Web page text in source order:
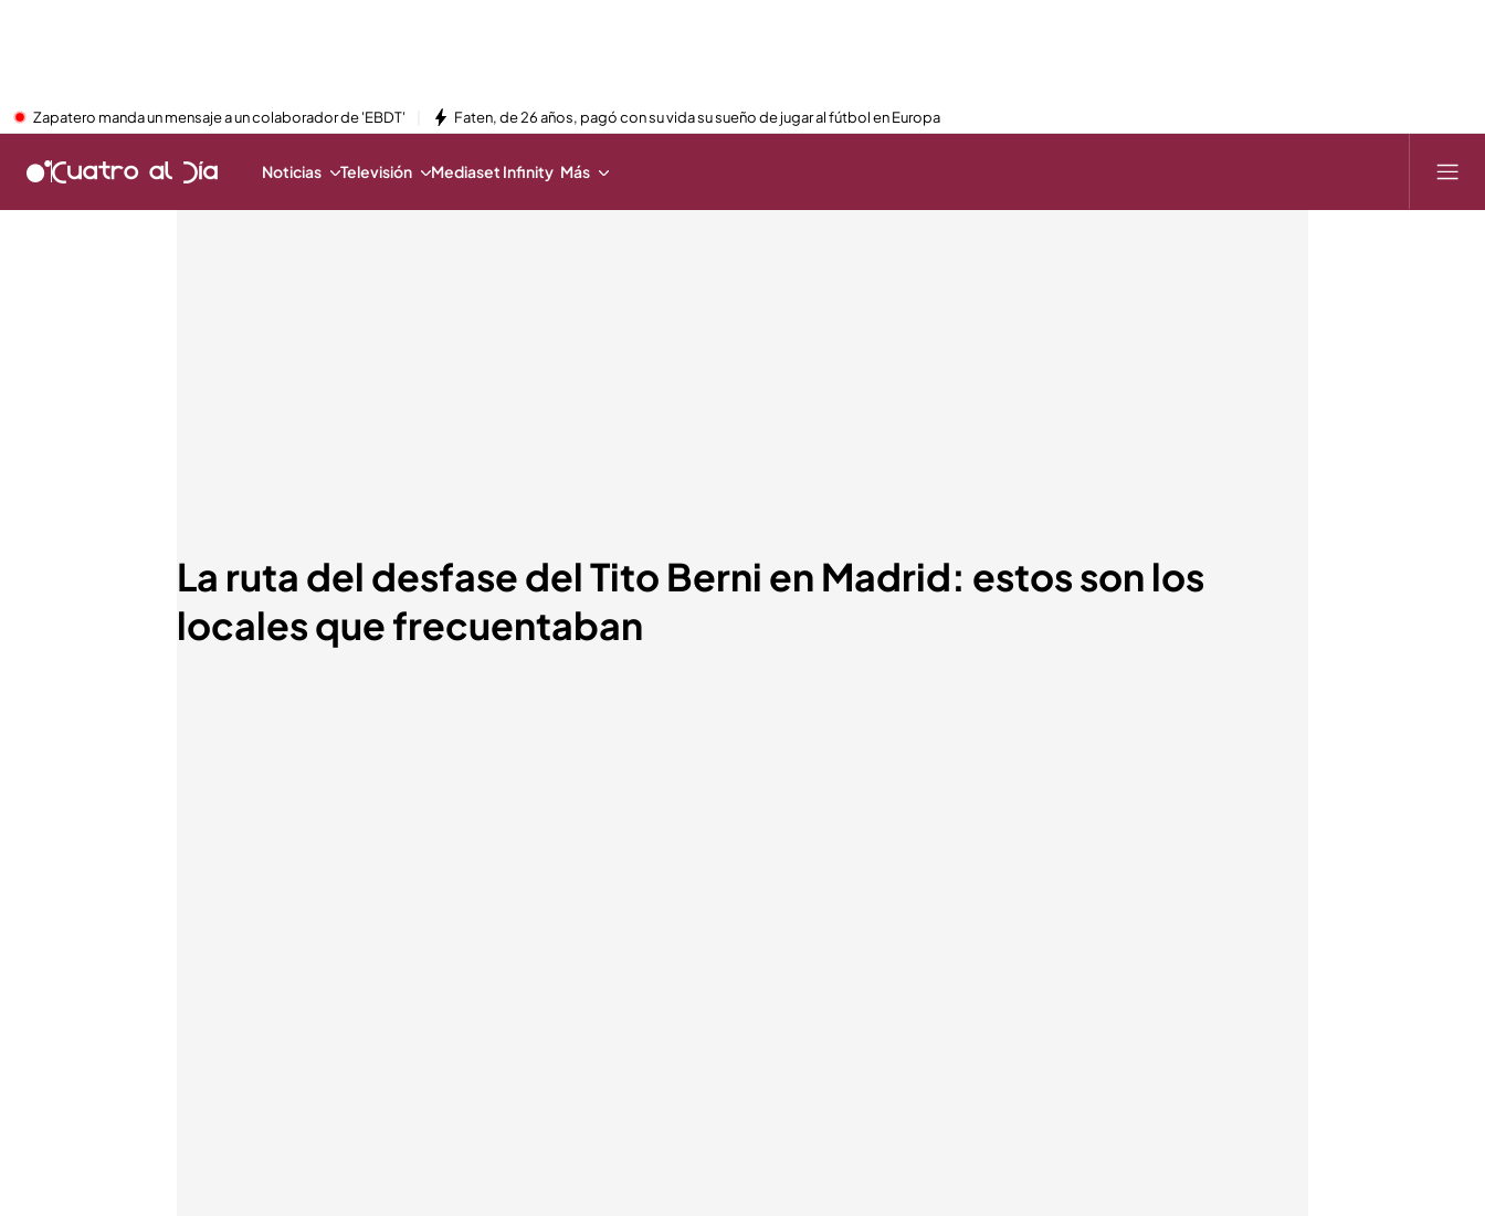
Zapatero manda un mensaje a un colaborador de 'EBDT' Faten, de 26 años, pagó con su vida su sueño de jugar al fútbol en Europa
Noticias Televisión Mediaset Infinity Más
La ruta del desfase del Tito Berni en Madrid: estos son los
locales que frecuentaban